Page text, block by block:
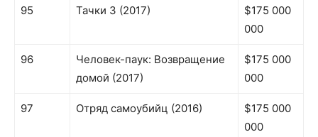
95 Тачки 3 (2017)
$175 000
000
96
Человек-паук: Возвращение
домой (2017)
$175 000
000
97 Отряд самоубийц (2016)
$175 000
000